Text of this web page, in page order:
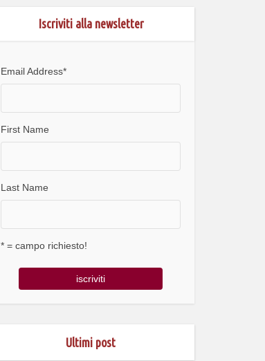
Iscriviti alla newsletter
Email Address*
First Name
Last Name
* = campo richiesto!
Ultimi post